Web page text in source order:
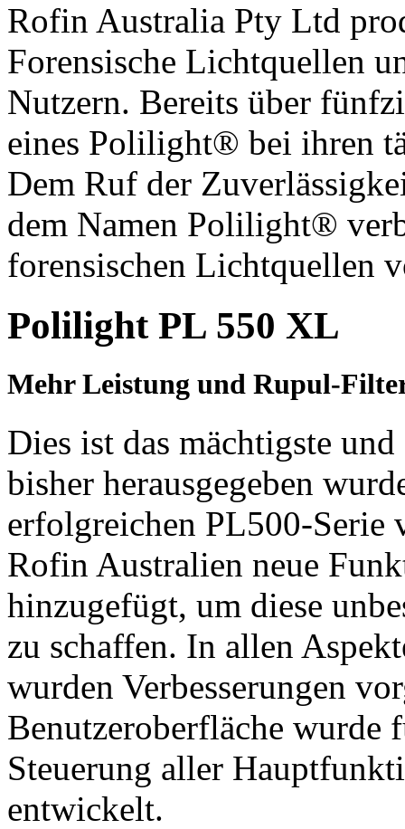
Rofin Australia Pty Ltd
Forensische Lichtquellen
Nutzern. Bereits über
eines Polilight® bei ihren
Dem Ruf der
dem Namen Polilight®
forensischen Lichtquellen
Polilight PL 550 XL
Mehr Leistung und Rupul-
Dies ist das mächtigste
bisher herausgegeben
erfolgreichen PL500-Serie
Rofin Australien neue
hinzugefügt, um diese
zu schaffen. In allen
wurden Verbesserungen
Benutzeroberfläche
Steuerung aller
entwickelt.